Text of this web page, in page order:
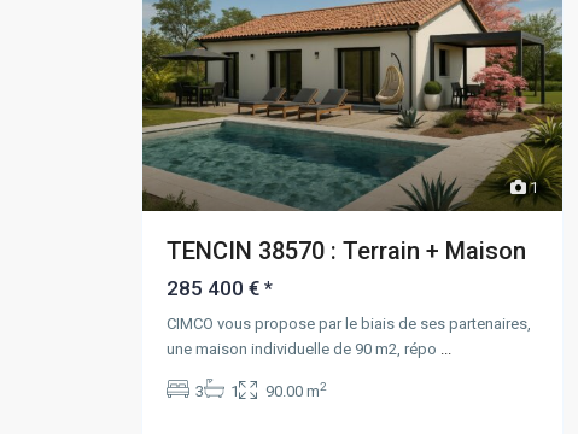
1
TENCIN 38570 : Terrain + Maison
285 400 € *
CIMCO vous propose par le biais de ses partenaires,
une maison individuelle de 90 m2, répo
3 1 90.00 m2